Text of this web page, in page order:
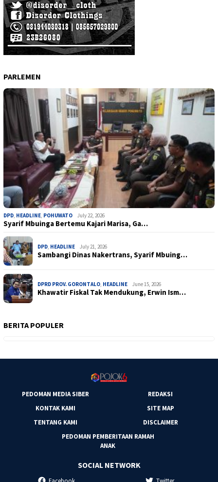
PARLEMEN
DPD, HEADLINE, POHUWATO July 22, 2026
Syarif Mbuinga Bertemu Kajari Marisa, Ga…
DPD, HEADLINE July 21, 2026
Sambangi Dinas Nakertrans, Syarif Mbuing…
DPRD PROV. GORONTALO, HEADLINE June 15, 2026
Khawatir Fiskal Tak Mendukung, Erwin Ism…
BERITA POPULER
PEDOMAN MEDIA SIBER
REDAKSI
KONTAK KAMI
SITE MAP
TENTANG KAMI
DISCLAIMER
PEDOMAN PEMBERITAAN RAMAH
ANAK
SOCIAL NETWORK